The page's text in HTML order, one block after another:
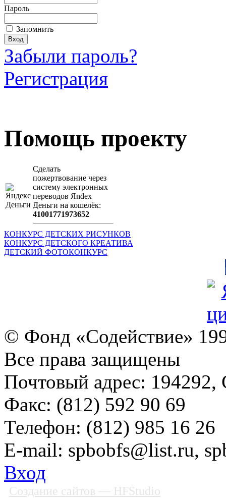
Пароль
Запомнить
Забыли пароль?
Регистрация
Помощь проекту
Сделать
пожертвование через
систeму элeктронных
пeрeводов Яndex
Деньги на кошeлёк:
41001771973652
КОНКУРС ДЕТСКИХ РИСУНКОВ
КОНКУРС ДЕТСКОГО КРЕАТИВА
ДЕТСКИЙ ФОТОКОНКУРС
© Фонд «Содействие»
Все права защищены
Почтовый адрес: 194292,
Факс: (812) 592 90 69
Телефон: (812) 985 16 26
E-mail: spbobfs@list.ru,
Вход
Создание сайтов — HFStudio